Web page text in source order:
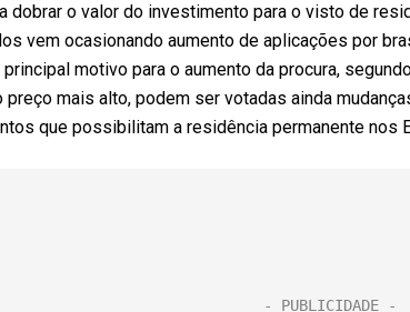
dobrar o valor do investimento para o visto de
vem ocasionando aumento de aplicações por
motivo para o aumento da procura,
preço mais alto, podem ser votadas ainda
que possibilitam a residência permanente nos